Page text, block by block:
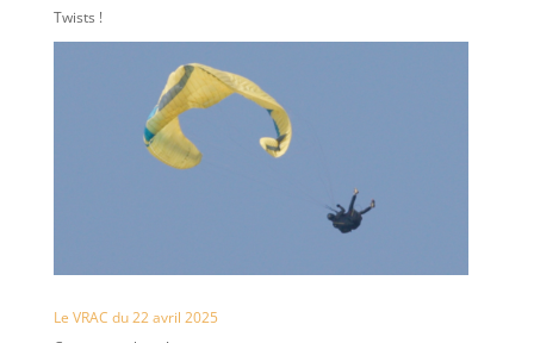
Twists !
Le VRAC du 22 avril 2025